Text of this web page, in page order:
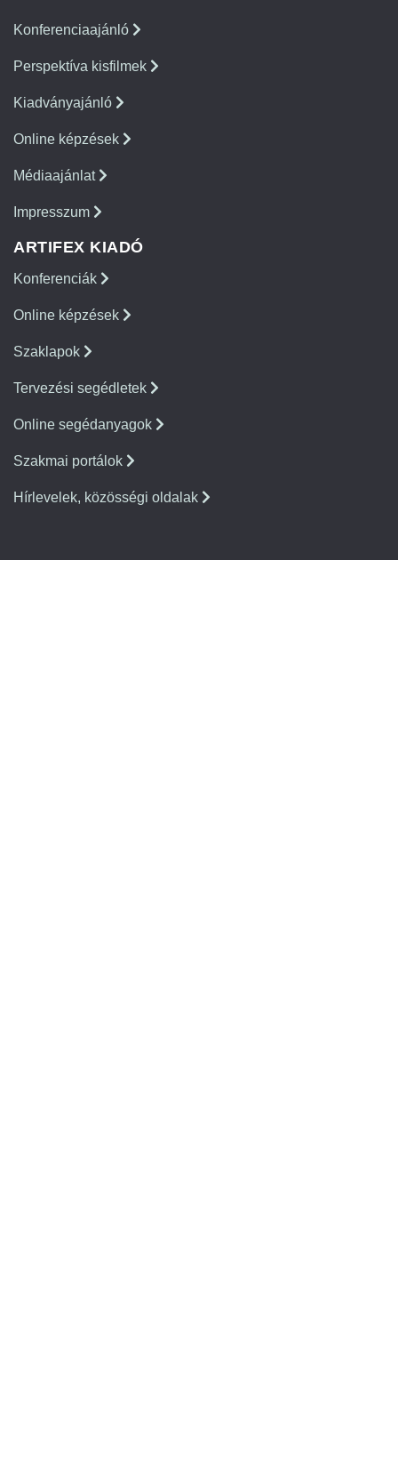
Konferenciaajánló
Perspektíva kisfilmek
Kiadványajánló
Online képzések
Médiaajánlat
Impresszum
ARTIFEX KIADÓ
Konferenciák
Online képzések
Szaklapok
Tervezési segédletek
Online segédanyagok
Szakmai portálok
Hírlevelek, közösségi oldalak